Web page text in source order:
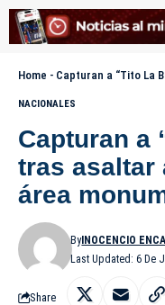
Home - Capturan a “Tito La Brega”
NACIONALES
Capturan a
tras asaltar
área
Last Updated: 6 De
ByINOCENCIO
Share